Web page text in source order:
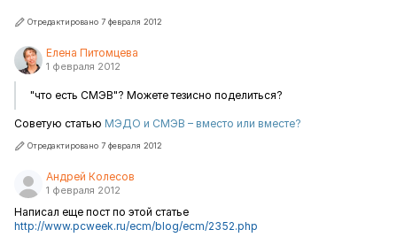
Отредактировано 7 февраля 2012
Елена Питомцева
1 февраля 2012
"что есть СМЭВ"? Можете тезисно поделиться?
Советую статью МЭДО и СМЭВ – вместо или вместе?
Отредактировано 7 февраля 2012
Андрей Колесов
1 февраля 2012
Написал еще пост по этой статье
http://www.pcweek.ru/ecm/blog/ecm/2352.php